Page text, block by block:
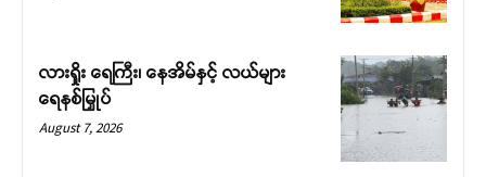
လားရှိုး ရေကြီး၊ နေအိမ်နှင့် လယ်များ
ရေနစ်မြှုပ်
August 7, 2026